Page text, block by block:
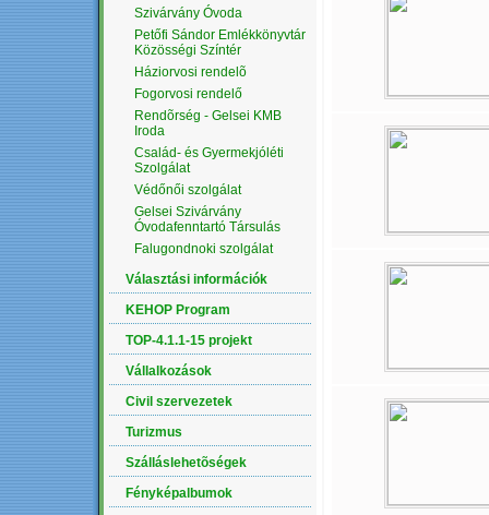
Szivárvány Óvoda
Petőfi Sándor Emlékkönyvtár
Közösségi Színtér
Háziorvosi rendelõ
Fogorvosi rendelő
Rendõrség - Gelsei KMB
Iroda
Család- és Gyermekjóléti
Szolgálat
Védőnői szolgálat
Gelsei Szivárvány
Óvodafenntartó Társulás
Falugondnoki szolgálat
Választási információk
KEHOP Program
TOP-4.1.1-15 projekt
Vállalkozások
Civil szervezetek
Turizmus
Szálláslehetõségek
Fényképalbumok